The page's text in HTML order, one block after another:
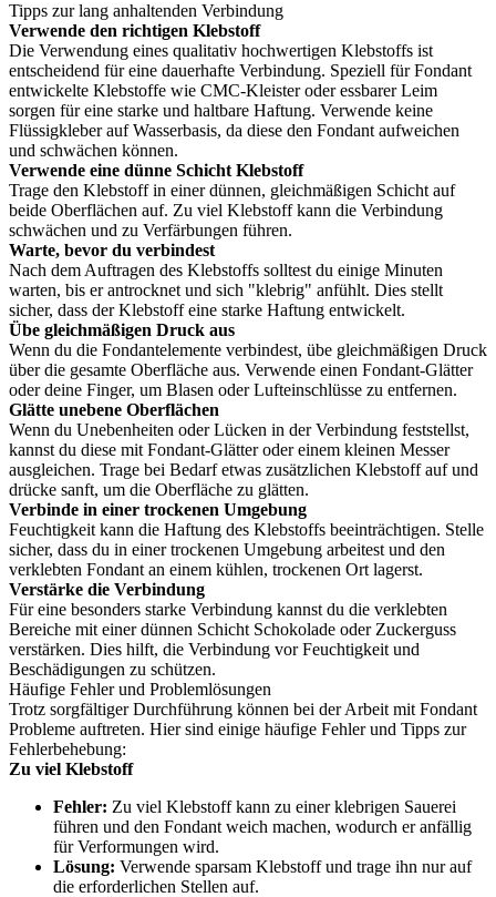
Tipps zur lang anhaltenden Verbindung
Verwende den richtigen Klebstoff
Die Verwendung eines qualitativ hochwertigen Klebstoffs ist
entscheidend für eine dauerhafte Verbindung. Speziell für Fondant
entwickelte Klebstoffe wie CMC-Kleister oder essbarer Leim
sorgen für eine starke und haltbare Haftung. Verwende keine
Flüssigkleber auf Wasserbasis, da diese den Fondant aufweichen
und schwächen können.
Verwende eine dünne Schicht Klebstoff
Trage den Klebstoff in einer dünnen, gleichmäßigen Schicht auf
beide Oberflächen auf. Zu viel Klebstoff kann die Verbindung
schwächen und zu Verfärbungen führen.
Warte, bevor du verbindest
Nach dem Auftragen des Klebstoffs solltest du einige Minuten
warten, bis er antrocknet und sich "klebrig" anfühlt. Dies stellt
sicher, dass der Klebstoff eine starke Haftung entwickelt.
Übe gleichmäßigen Druck aus
Wenn du die Fondantelemente verbindest, übe gleichmäßigen Druck
über die gesamte Oberfläche aus. Verwende einen Fondant-Glätter
oder deine Finger, um Blasen oder Lufteinschlüsse zu entfernen.
Glätte unebene Oberflächen
Wenn du Unebenheiten oder Lücken in der Verbindung feststellst,
kannst du diese mit Fondant-Glätter oder einem kleinen Messer
ausgleichen. Trage bei Bedarf etwas zusätzlichen Klebstoff auf und
drücke sanft, um die Oberfläche zu glätten.
Verbinde in einer trockenen Umgebung
Feuchtigkeit kann die Haftung des Klebstoffs beeinträchtigen. Stelle
sicher, dass du in einer trockenen Umgebung arbeitest und den
verklebten Fondant an einem kühlen, trockenen Ort lagerst.
Verstärke die Verbindung
Für eine besonders starke Verbindung kannst du die verklebten
Bereiche mit einer dünnen Schicht Schokolade oder Zuckerguss
verstärken. Dies hilft, die Verbindung vor Feuchtigkeit und
Beschädigungen zu schützen.
Häufige Fehler und Problemlösungen
Trotz sorgfältiger Durchführung können bei der Arbeit mit Fondant
Probleme auftreten. Hier sind einige häufige Fehler und Tipps zur
Fehlerbehebung:
Zu viel Klebstoff
Fehler: Zu viel Klebstoff kann zu einer klebrigen Sauerei
führen und den Fondant weich machen, wodurch er anfällig
für Verformungen wird.
Lösung: Verwende sparsam Klebstoff und trage ihn nur auf
die erforderlichen Stellen auf.